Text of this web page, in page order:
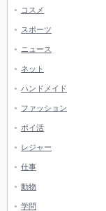
コスメ
スポーツ
ニュース
ネット
ハンドメイド
ファッション
ポイ活
レジャー
仕事
動物
学問